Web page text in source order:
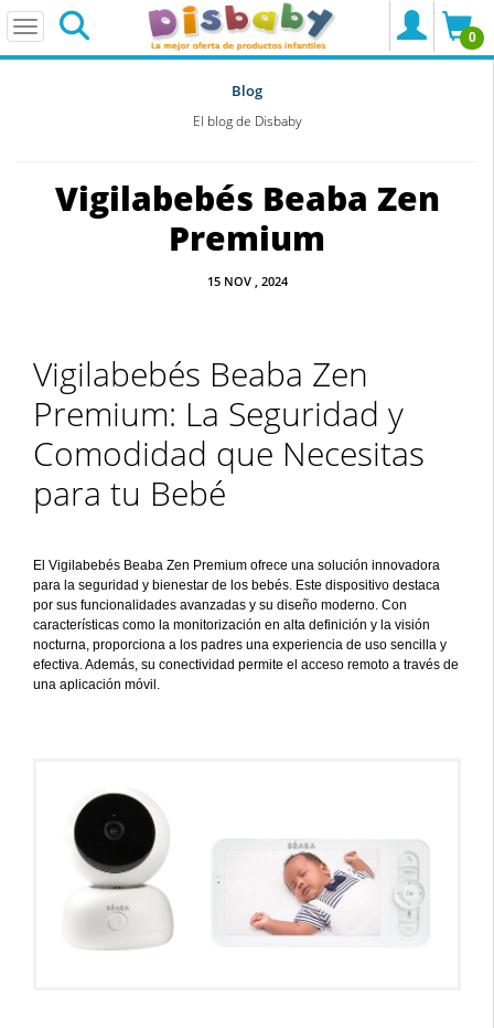
0
Blog
El blog de Disbaby
Vigilabebés Beaba Zen
Premium
15 NOV, 2024
Vigilabebés Beaba Zen
Premium: La Seguridad y
Comodidad que Necesitas
para tu Bebé
El Vigilabebés Beaba Zen Premium ofrece una solución innovadora
para la seguridad y bienestar de los bebés. Este dispositivo destaca
por sus funcionalidades avanzadas y su diseño moderno. Con
características como la monitorización en alta definición y la visión
nocturna, proporciona a los padres una experiencia de uso sencilla y
efectiva. Además, su conectividad permite el acceso remoto a través de
una aplicación móvil.